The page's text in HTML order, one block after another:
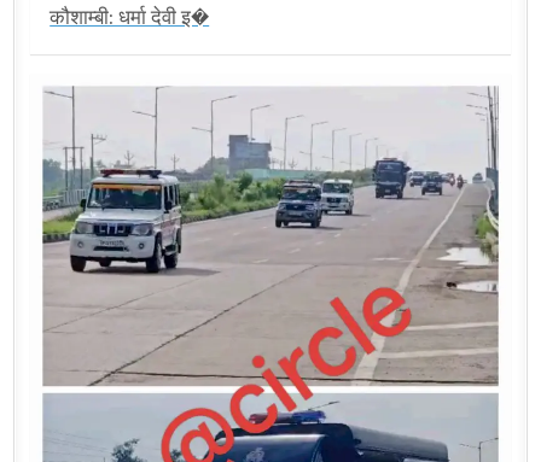
कौशाम्बी: धर्मा देवी इ�